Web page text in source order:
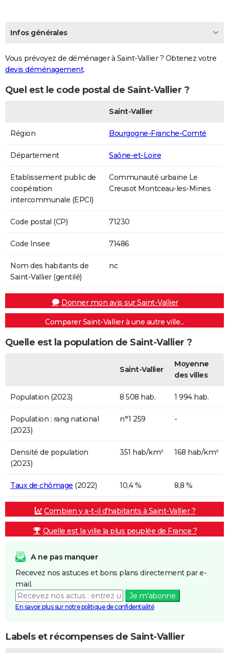
Infos générales
Vous prévoyez de déménager à Saint-Vallier ? Obtenez votre
devis déménagement.
Quel est le code postal de Saint-Vallier ?
Saint-Vallier
Région Bourgogne-Franche-Comté
Département Saône-et-Loire
Etablissement public de
coopération
intercommunale (EPCI)
Communauté urbaine Le
Creusot Montceau-les-Mines
Code postal (CP) 71230
Code Insee 71486
Nom des habitants de
Saint-Vallier (gentilé)
nc
Donner mon avis sur Saint-Vallier
Comparer Saint-Vallier à une autre ville...
Quelle est la population de Saint-Vallier ?
Saint-Vallier
Moyenne
des villes
Population (2023) 8 508 hab. 1 994 hab.
Population : rang national
(2023)
n°1 259 -
Densité de population
(2023)
351 hab/km² 168 hab/km²
Taux de chômage (2022) 10,4 % 8,8 %
Combien y a-t-il d'habitants à Saint-Vallier ?
Quelle est la ville la plus peuplée de France ?
A ne pas manquer
Recevez nos astuces et bons plans directement par e-
mail.
Je m'abonne
En savoir plus sur notre politique de confidentialité
Labels et récompenses de Saint-Vallier